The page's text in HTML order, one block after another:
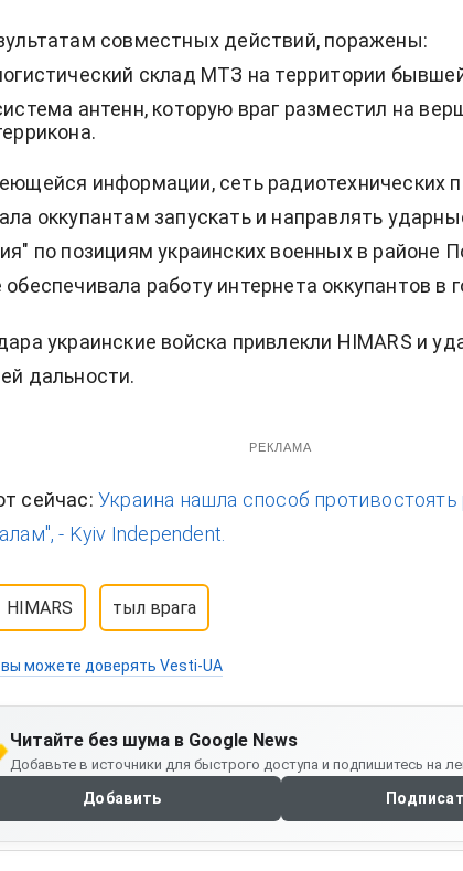
совместных действий, поражены:
склад МТЗ на территории
антенн, которую враг разместил на
информации, сеть радиотехнических
оккупантам запускать и направлять
по позициям украинских военных в районе
работу интернета оккупантов в
украинские войска привлекли HIMARS и
дальности.
РЕКЛАМА
сейчас: Украина нашла способ
- Kyiv Independent.
HIMARS тыл врага
можете доверять Vesti-UA
Читайте без шума в Google News
Добавьте в источники для быстрого доступа и подпишитесь на
Добавить